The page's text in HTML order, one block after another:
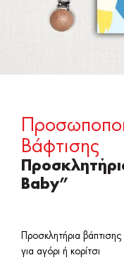
Βάφτισης
Baby”
Προσκλητήρια βάπτισης
για αγόρι ή κορίτσι